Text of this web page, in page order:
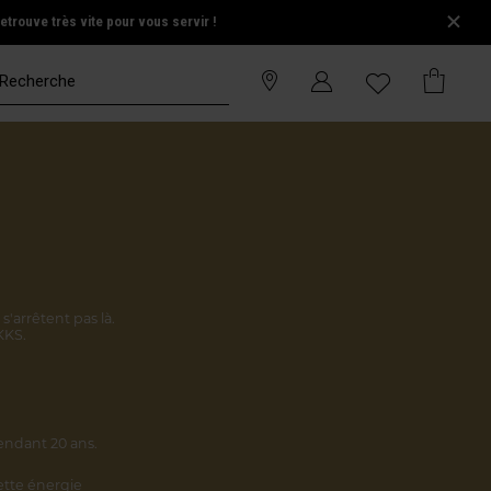
très vite pour vous servir !
pas là.
20 ans.
énergie